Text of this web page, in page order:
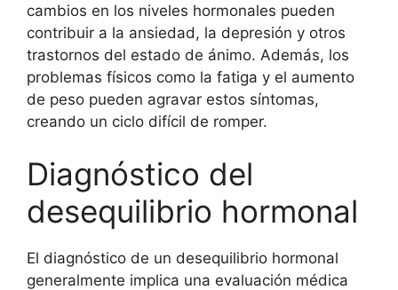
cambios en los niveles hormonales pueden
contribuir a la ansiedad, la depresión y otros
trastornos del estado de ánimo. Además, los
problemas físicos como la fatiga y el aumento
de peso pueden agravar estos síntomas,
creando un ciclo difícil de romper.
Diagnóstico del
desequilibrio hormonal
El diagnóstico de un desequilibrio hormonal
generalmente implica una evaluación médica